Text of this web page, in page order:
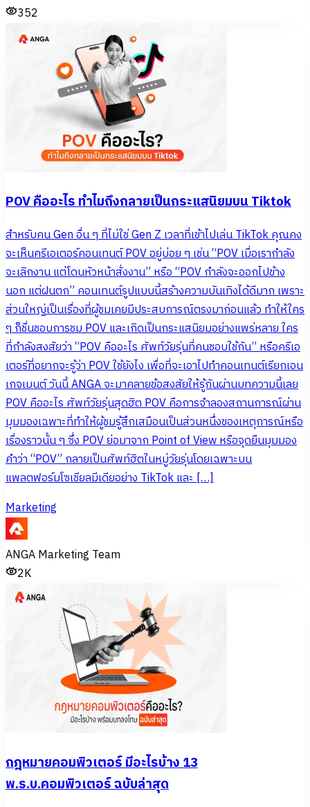
352
POV คืออะไร ทำไมถึงกลายเป็นกระแสนิยมบน Tiktok
สำหรับคน Gen อื่น ๆ ที่ไม่ใช่ Gen Z เวลาที่เข้าไปเล่น TikTok คุณคง
จะเห็นครีเอเตอร์คอนเทนต์ POV อยู่บ่อย ๆ เช่น “POV เมื่อเรากำลัง
จะเลิกงาน แต่โดนหัวหน้าสั่งงาน” หรือ “POV กำลังจะออกไปข้าง
นอก แต่ฝนตก” คอนเทนต์รูปแบบนี้สร้างความบันเทิงได้ดีมาก เพราะ
ส่วนใหญ่เป็นเรื่องที่ผู้ชมเคยมีประสบการณ์ตรงมาก่อนแล้ว ทำให้ใคร
ๆ ก็ชื่นชอบการชม POV และเกิดเป็นกระแสนิยมอย่างแพร่หลาย ใคร
ที่กำลังสงสัยว่า “POV คืออะไร ศัพท์วัยรุ่นที่คนชอบใช้กัน” หรือครีเอ
เตอร์ที่อยากจะรู้ว่า POV ใช้ยังไง เพื่อที่จะเอาไปทำคอนเทนต์เรียกเอน
เกจเมนต์ วันนี้ ANGA จะมาคลายข้อสงสัยให้รู้กันผ่านบทความนี้เลย
POV คืออะไร ศัพท์วัยรุ่นสุดฮิต POV คือการจำลองสถานการณ์ผ่าน
มุมมองเฉพาะที่ทำให้ผู้ชมรู้สึกเสมือนเป็นส่วนหนึ่งของเหตุการณ์หรือ
เรื่องราวนั้น ๆ ซึ่ง POV ย่อมาจาก Point of View หรือจุดยืนมุมมอง
คำว่า “POV” กลายเป็นศัพท์ฮิตในหมู่วัยรุ่นโดยเฉพาะบน
แพลตฟอร์มโซเชียลมีเดียอย่าง TikTok และ […]
Marketing
ANGA Marketing Team
2K
กฎหมายคอมพิวเตอร์ มีอะไรบ้าง 13
พ.ร.บ.คอมพิวเตอร์ ฉบับล่าสุด